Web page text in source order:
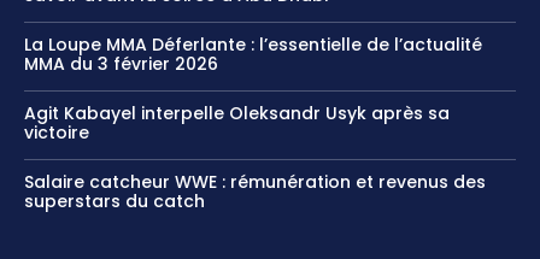
La Loupe MMA Déferlante : l’essentielle de l’actualité
MMA du 3 février 2026
Agit Kabayel interpelle Oleksandr Usyk après sa
victoire
Salaire catcheur WWE : rémunération et revenus des
superstars du catch